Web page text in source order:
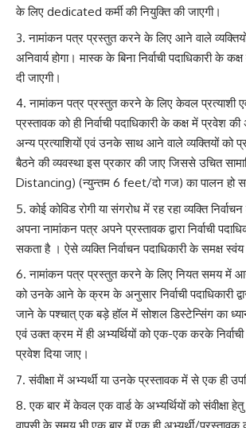
के लिए dedicated कर्मी की नियुक्ति की जाएगी।
नामांकन पत्र प्रस्तुत करने के लिए आने वाले
अनिवार्य होगा। मास्क के बिना निर्वाची पदाधिकारी के
दी जाएगी।
नामांकन पत्र प्रस्तुत करने के लिए केवल प्रत्याशी
प्रस्तावक को ही निर्वाची पदाधिकारी के कक्ष में प्रवेश
अन्य प्रत्याशियों एवं उनके साथ आने वाले व्यक्तियों को
बैठने की व्यवस्था इस प्रकार की जाए जिससे उचित
Distancing) (न्युन्तम 6 feet/दो गज) का पालन हो
कोई कोविड रोगी या संगरोध में रह रहा व्यक्ति
अपना नामांकन पत्र अपने प्रस्तावक द्वारा निर्वाची
सकता है । ऐसे व्यक्ति निर्वाचन पदाधिकारी के समक्ष
नामांकन पत्र प्रस्तुत करने के लिए नियत समय में
को उनके आने के क्रम के अनुसार निर्वाची पदाधिकारी द्वारा
जाने के पश्चात् एक बड़े हॉल में सोशल डिस्टेन्सिंग का
एवं उक्त क्रम में ही अभ्यर्थियों को एक-एक करके निर्वाची
प्रवेश दिया जाए।
संवीक्षा में अभ्यर्थी या उनके प्रस्तावक में से एक ही
एक बार में केवल एक वार्ड के अभ्यर्थियों को संवीक्षा